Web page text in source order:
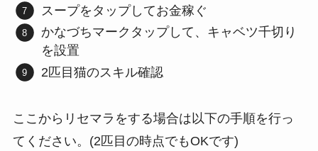
スープをタップしてお金稼ぐ
かなづちマークタップして、キャベツ千切り
を設置
2匹目猫のスキル確認
ここからリセマラをする場合は以下の手順を行っ
てください。(2匹目の時点でもOKです)